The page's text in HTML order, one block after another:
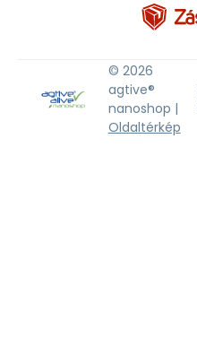
© 2026
agtive®
nanoshop |
Oldaltérkép